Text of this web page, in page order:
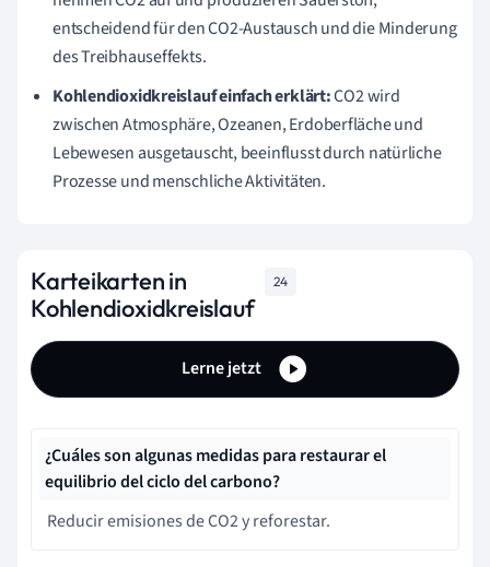
entscheidend für den CO2-Austausch und die Minderung
des Treibhauseffekts.
Kohlendioxidkreislauf einfach erklärt:CO2 wird
zwischen Atmosphäre, Ozeanen, Erdoberfläche und
Lebewesen ausgetauscht, beeinflusst durch natürliche
Prozesse und menschliche Aktivitäten.
Karteikarten in
Kohlendioxidkreislauf
24
Lerne jetzt
¿Cuáles son algunas medidas para restaurar el
equilibrio del ciclo del carbono?
Reducir emisiones de CO2 y reforestar.